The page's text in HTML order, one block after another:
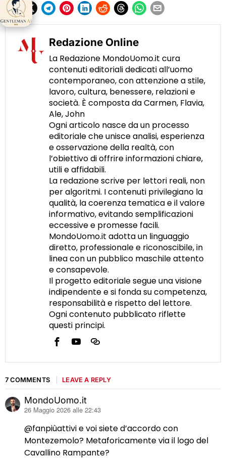
Redazione Online
La Redazione MondoUomo.it cura
contenuti editoriali dedicati all’uomo
contemporaneo, con attenzione a stile,
lavoro, cultura, benessere, relazioni e
società. È composta da Carmen, Flavia,
Ale, John
Ogni articolo nasce da un processo
editoriale che unisce analisi, esperienza
e osservazione della realtà, con
l’obiettivo di offrire informazioni chiare,
utili e affidabili.
La redazione scrive per lettori reali, non
per algoritmi. I contenuti privilegiano la
qualità, la coerenza tematica e il valore
informativo, evitando semplificazioni
eccessive e promesse facili.
MondoUomo.it adotta un linguaggio
diretto, professionale e riconoscibile, in
linea con un pubblico maschile attento
e consapevole.
Il progetto editoriale segue una visione
indipendente e si fonda su competenza,
responsabilità e rispetto del lettore.
Ogni contenuto pubblicato riflette
questi principi.
7 COMMENTS LEAVE A REPLY
MondoUomo.it
ha
detto:
26 Maggio 2026 alle 22:43
@fanpiùattivi e voi siete d’accordo con
Montezemolo? Metaforicamente via il logo del
Cavallino Rampante?
Gentleman AI ti
aspetta 👋